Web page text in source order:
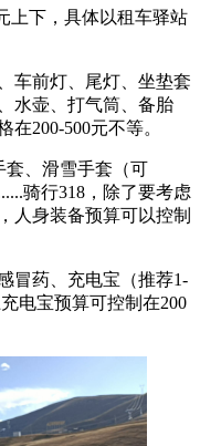
上下，具体以租车驿站
车前灯、尾灯、坐垫套
水壶、打气筒、备胎
200-500元不等。
套、滑雪手套（可
骑行318，除了要考虑
人身装备预算可以控制
冒药、充电宝（推荐1-
电宝预算可控制在200